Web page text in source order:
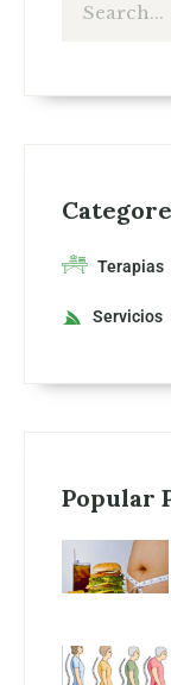
Terapias
Servicios
Popular